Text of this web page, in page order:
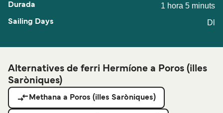
1 hora 5 minuts
Dl
Alternatives de ferri Hermíone a Poros (illes
Saròniques)
Methana a Poros (illes Saròniques)